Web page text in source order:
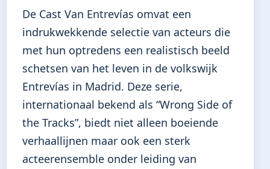
De Cast Van Entrevías omvat een
indrukwekkende selectie van acteurs die
met hun optredens een realistisch beeld
schetsen van het leven in de volkswijk
Entrevías in Madrid. Deze serie,
internationaal bekend als “Wrong Side of
the Tracks”, biedt niet alleen boeiende
verhaallijnen maar ook een sterk
acteerensemble onder leiding van